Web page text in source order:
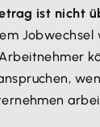
ist nicht
Jobwechsel